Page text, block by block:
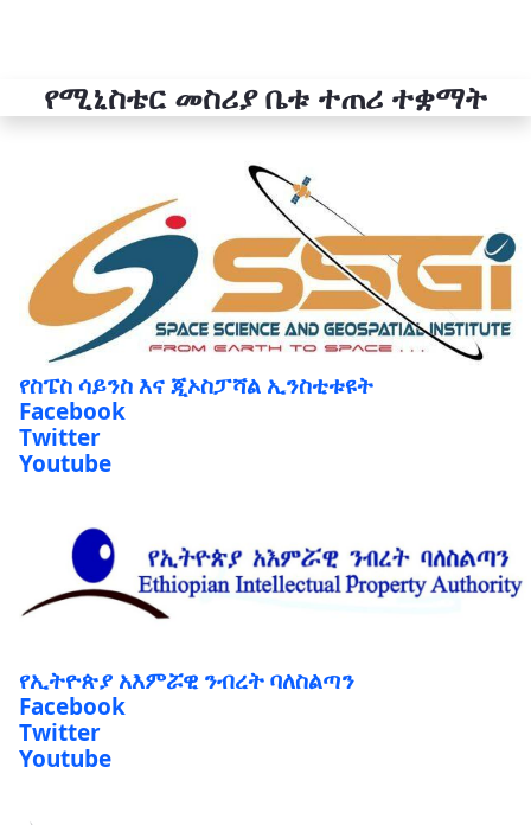
የሚኒስቴር መስሪያ ቤቱ ተጠሪ ተቋማት
የስፔስ ሳይንስ እና ጂኦስፓሻል ኢንስቲቱዩት
Facebook
Twitter
Youtube
የኢትዮጵያ አእምሯዊ ንብረት ባለስልጣን
Facebook
Twitter
Youtube